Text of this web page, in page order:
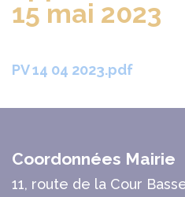
15 mai 2023
PV 14 04 2023.pdf
Coordonnées Mairie
11, route de la Cour